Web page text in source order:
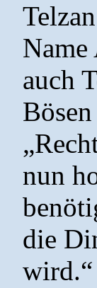
auch
nun
die
wird.“